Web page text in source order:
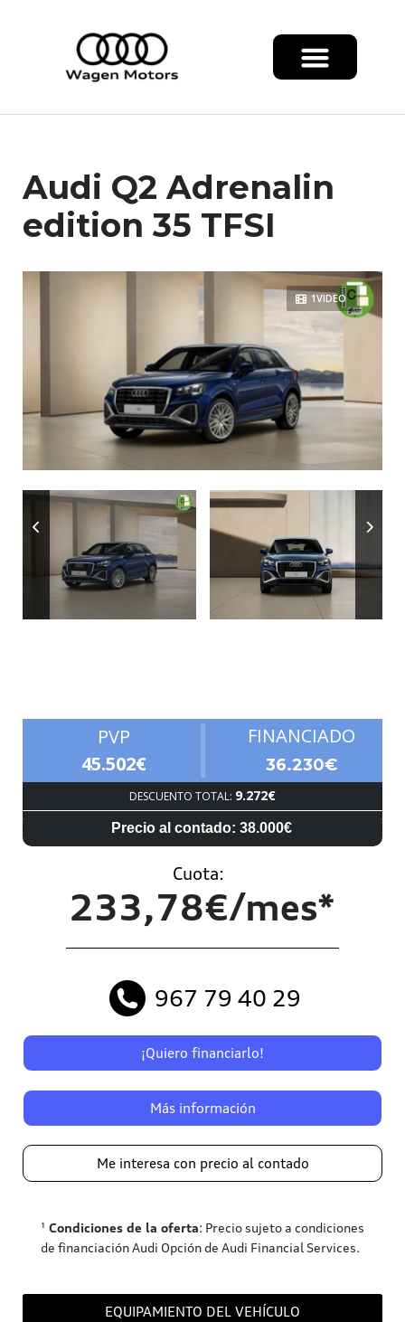
Audi Q2 Adrenalin
edition 35 TFSI
1VIDEO
PVP
45.502€
FINANCIADO
36.230€
DESCUENTO TOTAL: 9.272€
Precio al contado: 38.000€
Cuota:
233,78€/mes*
967 79 40 29
¡Quiero financiarlo!
Más información
Me interesa con precio al contado
¹ Condiciones de la oferta: Precio sujeto a condiciones
de financiación Audi Opción de Audi Financial Services.
EQUIPAMIENTO DEL VEHÍCULO